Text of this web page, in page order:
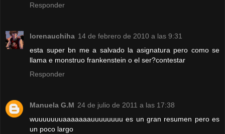
Responder
lorenauchiha 14 de febrero de 2010 a las 9:31
esta super bn me a salvado la asignatura pero como se
llama e monstruo frankenstein o el ser?contestar
Responder
Manuela G.M 24 de julio de 2011 a las 17:38
wuuuuuuuaaaaaaauuuuuuuu es un gran resumen pero es
un poco largo